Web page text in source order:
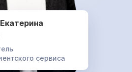
сервиса